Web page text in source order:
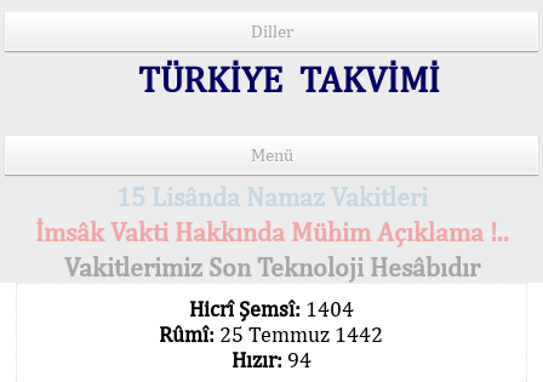
Diller
TÜRKİYE TAKVİMİ
Menü
15 Lisânda Namaz Vakitleri
İmsâk Vakti Hakkında Mühim Açıklama !..
Vakitlerimiz Son Teknoloji Hesâbıdır
Hicrî Şemsî: 1404
Rûmî: 25 Temmuz 1442
Hızır: 94